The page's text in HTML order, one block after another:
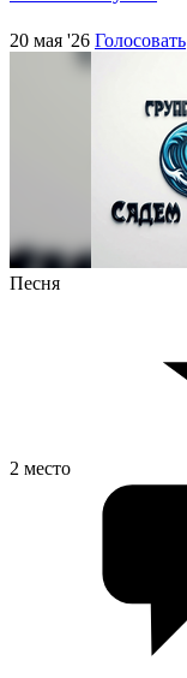
20 мая '26 Голосовать
Песня
2 место